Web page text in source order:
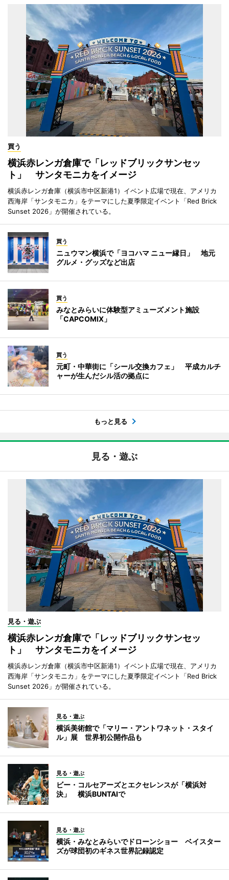
買う
横浜赤レンガ倉庫で「レッドブリックサンセッ
ト」 サンタモニカをイメージ
横浜赤レンガ倉庫（横浜市中区新港1）イベント広場で現在、アメリカ
西海岸「サンタモニカ」をテーマにした夏季限定イベント「Red Brick
Sunset 2026」が開催されている。
買う
ニュウマン横浜で「ヨコハマ ニュー縁日」 地元
グルメ・グッズなど出店
買う
みなとみらいに体験型アミューズメント施設
「CAPCOMIX」
買う
元町・中華街に「シール交換カフェ」 平成カルチ
ャーが生んだシル活の拠点に
もっと見る
見る・遊ぶ
見る・遊ぶ
横浜赤レンガ倉庫で「レッドブリックサンセッ
ト」 サンタモニカをイメージ
横浜赤レンガ倉庫（横浜市中区新港1）イベント広場で現在、アメリカ
西海岸「サンタモニカ」をテーマにした夏季限定イベント「Red Brick
Sunset 2026」が開催されている。
見る・遊ぶ
横浜美術館で「マリー・アントワネット・スタイ
ル」展 世界初公開作品も
見る・遊ぶ
ビー・コルセアーズとエクセレンスが「横浜対
決」 横浜BUNTAIで
見る・遊ぶ
横浜・みなとみらいでドローンショー ベイスター
ズが球団初のギネス世界記録認定